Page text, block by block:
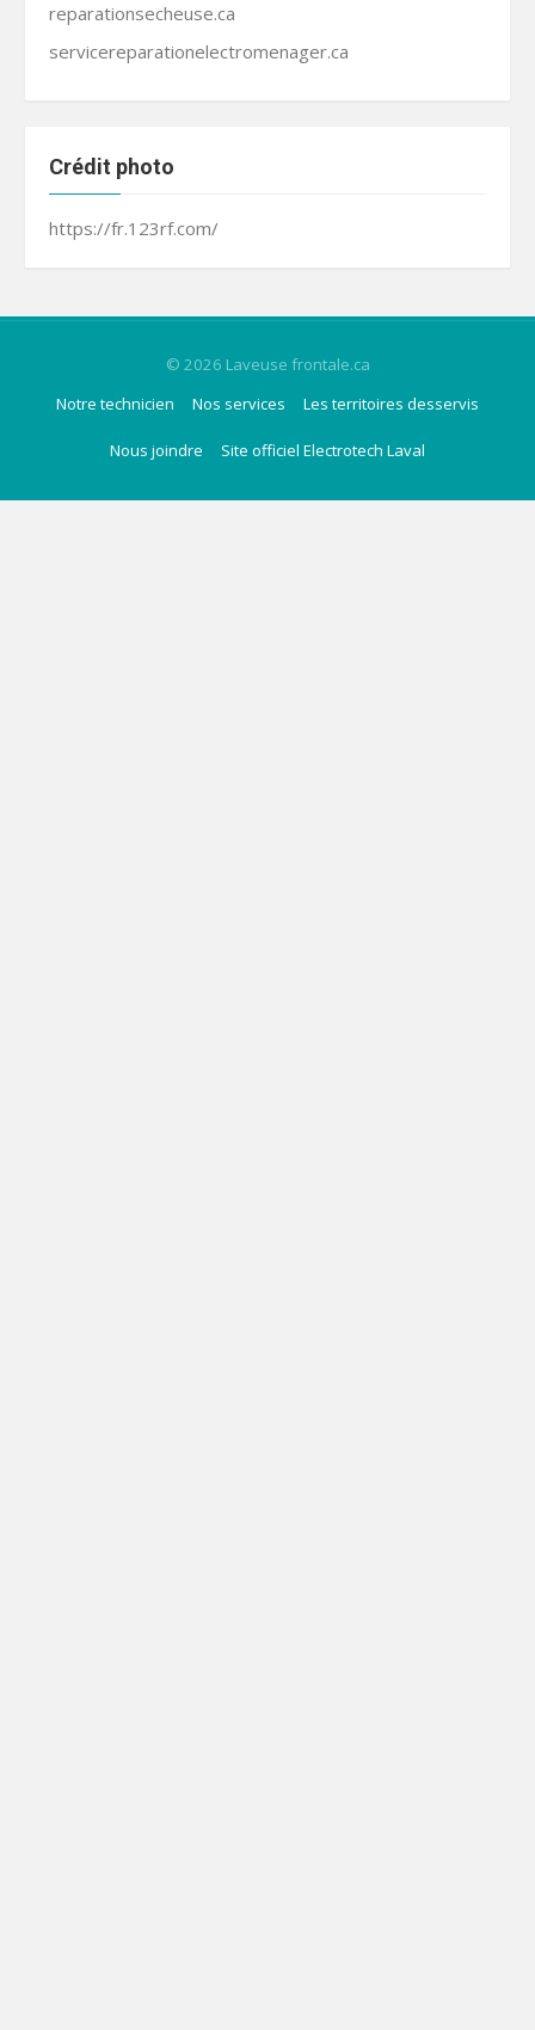
reparationsecheuse.ca
servicereparationelectromenager.ca
Crédit photo
https://fr.123rf.com/
© 2026 Laveuse frontale.ca
Notre technicien
Nos services Les territoires desservis
Nous joindre Site officiel Electrotech Laval